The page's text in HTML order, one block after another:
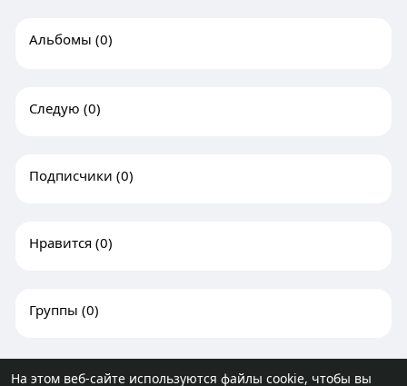
На этом веб-сайте используются файлы cookie, чтобы вы
Альбомы (0)
Следую (0)
Подписчики (0)
Нравится (0)
Группы (0)